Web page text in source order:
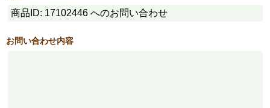
お問い合わせ内容